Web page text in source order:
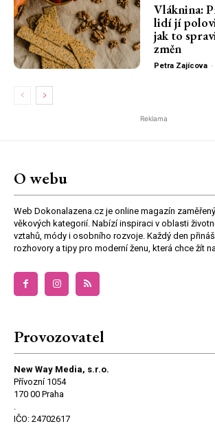
Vláknina:
lidí jí
jak to
změn
Petra Zajícova -
Reklama
O webu
Web Dokonalazena.cz je online magazín
věkových kategorií. Nabízí inspiraci v oblasti
vztahů, módy i osobního rozvoje. Každý den
rozhovory a tipy pro moderní ženu, která chce žít
Provozovatel
New Way Media, s.r.o.
Přívozní 1054
170 00 Praha
.
IČO: 24702617